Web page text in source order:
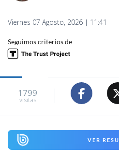
Viernes 07 Agosto, 2026 | 11:41
Seguimos criterios de
1799
visitas
VER